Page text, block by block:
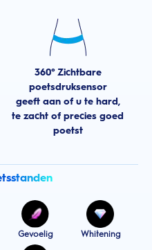
360° Zichtbare
poetsdruksensor
geeft aan of u te hard,
te zacht of precies goed
poetst
Gevoelig Whitening